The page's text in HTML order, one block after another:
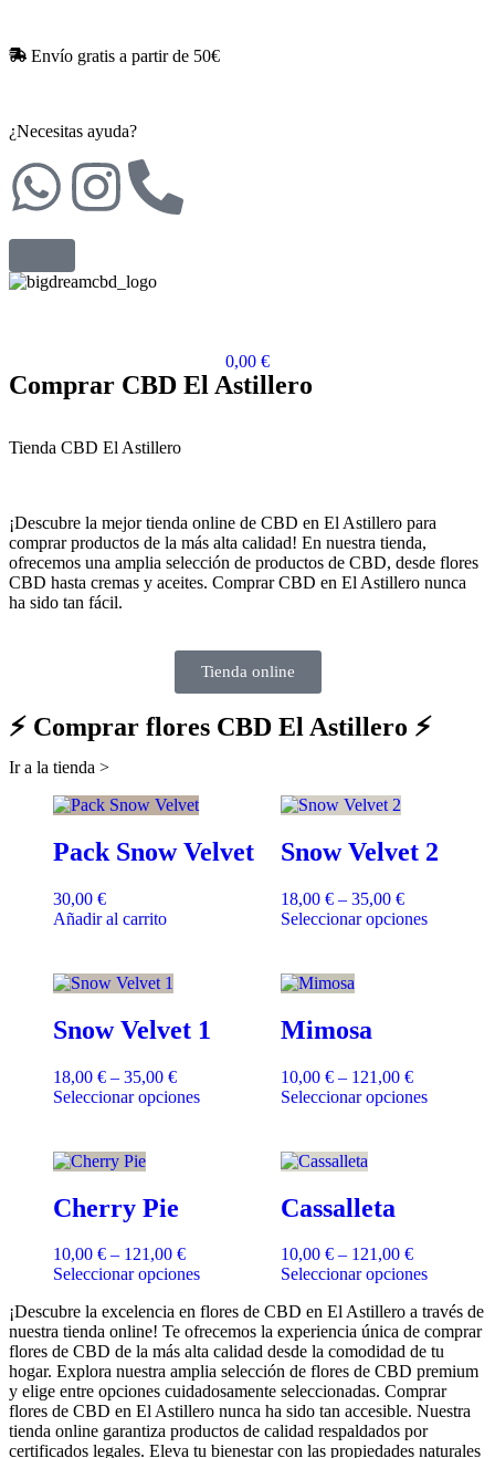
Envío gratis a partir de 50€​
¿Necesitas ayuda?
0,00 €
Comprar CBD El Astillero
Tienda CBD El Astillero
¡Descubre la mejor tienda online de CBD en El Astillero para
comprar productos de la más alta calidad! En nuestra tienda,
ofrecemos una amplia selección de productos de CBD, desde flores
CBD hasta cremas y aceites. Comprar CBD en El Astillero nunca
ha sido tan fácil.
Tienda online
⚡ Comprar flores CBD El Astillero ⚡
Ir a la tienda >
Pack Snow Velvet
30,00 €
Añadir al carrito
Snow Velvet 2
18,00 € – 35,00 €
Seleccionar opciones
Snow Velvet 1
18,00 € – 35,00 €
Seleccionar opciones
Mimosa
10,00 € – 121,00 €
Seleccionar opciones
Cherry Pie
10,00 € – 121,00 €
Seleccionar opciones
Cassalleta
10,00 € – 121,00 €
Seleccionar opciones
¡Descubre la excelencia en flores de CBD en El Astillero a través de
nuestra tienda online! Te ofrecemos la experiencia única de comprar
flores de CBD de la más alta calidad desde la comodidad de tu
hogar. Explora nuestra amplia selección de flores de CBD premium
y elige entre opciones cuidadosamente seleccionadas. Comprar
flores de CBD en El Astillero nunca ha sido tan accesible. Nuestra
tienda online garantiza productos de calidad respaldados por
certificados legales. Eleva tu bienestar con las propiedades naturales